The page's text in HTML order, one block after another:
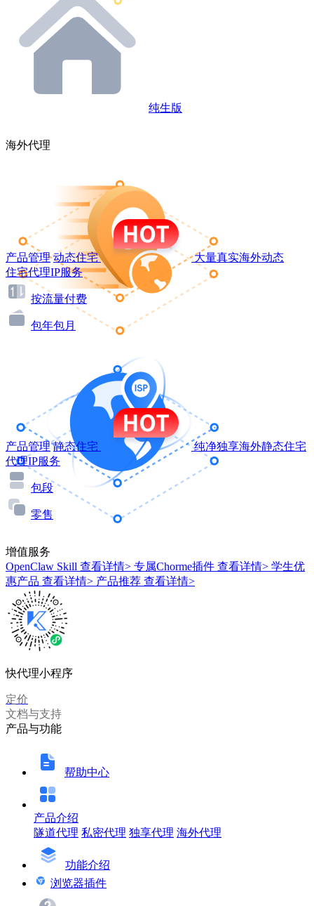
纯生版
海外代理
产品管理 动态住宅
大量真实海外动态
住宅代理IP服务
按流量付费
包年包月
产品管理 静态住宅
纯净独享海外静态住宅
代理IP服务
包段
零售
增值服务
OpenClaw Skill 查看详情> 专属Chorme插件 查看详情> 学生优
惠产品 查看详情> 产品推荐 查看详情>
快代理小程序
定价
文档与支持
产品与功能
帮助中心
产品介绍
隧道代理 私密代理 独享代理 海外代理
功能介绍
浏览器插件